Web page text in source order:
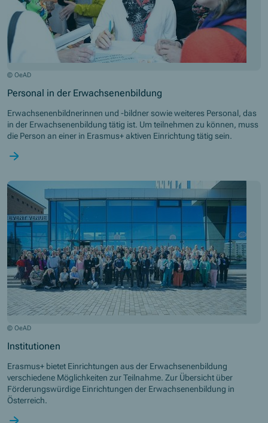
© OeAD
Personal in der Erwachsenenbildung
Erwachsenenbildnerinnen und -bildner sowie weiteres Personal, das
in der Erwachsenenbildung tätig ist. Um teilnehmen zu können, muss
die Person an einer in Erasmus+ aktiven Einrichtung tätig sein.
© OeAD
Institutionen
Erasmus+ bietet Einrichtungen aus der Erwachsenenbildung
verschiedene Möglichkeiten zur Teilnahme. Zur Übersicht über
Förderungswürdige Einrichtungen der Erwachsenenbildung in
Österreich.